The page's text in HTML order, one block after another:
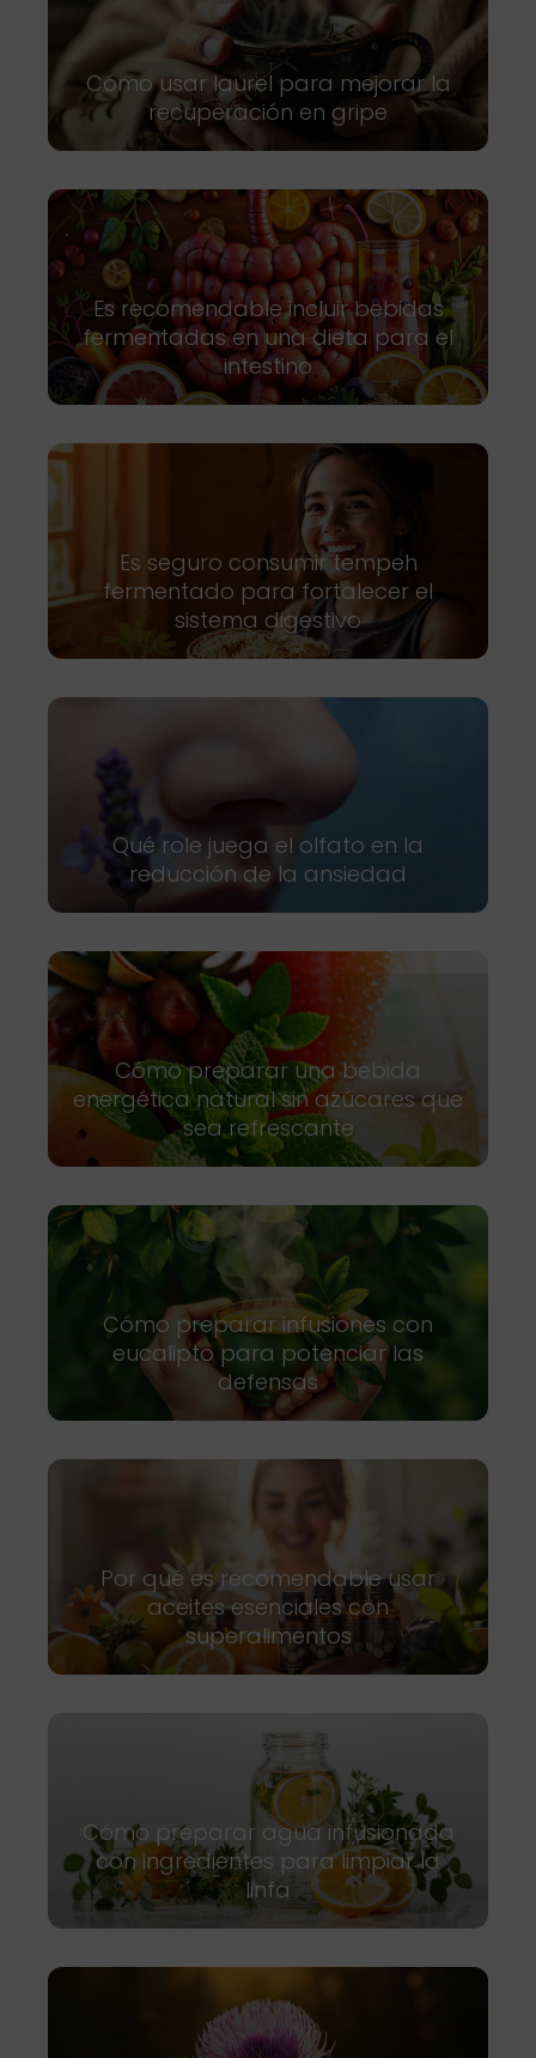
Cómo usar laurel para mejorar la
recuperación en gripe
Es recomendable incluir bebidas
fermentadas en una dieta para el
intestino
Es seguro consumir tempeh
fermentado para fortalecer el
sistema digestivo
Qué role juega el olfato en la
reducción de la ansiedad
Cómo preparar una bebida
energética natural sin azúcares que
sea refrescante
Cómo preparar infusiones con
eucalipto para potenciar las
defensas
Por qué es recomendable usar
aceites esenciales con
superalimentos
Cómo preparar agua infusionada
con ingredientes para limpiar la
linfa